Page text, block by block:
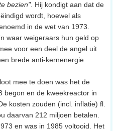
bezien". Hij kondigt aan dat de
wordt, hoewel als
in de wet van 1973.
waar weigeraars hun geld op
voor een deel de angel uit
brede anti-kernenergie
mee te doen was het de
begon en de kweekreactor in
kosten zouden (incl. inflatie) fl.
daarvan 212 miljoen betalen.
en was in 1985 voltooid. Het